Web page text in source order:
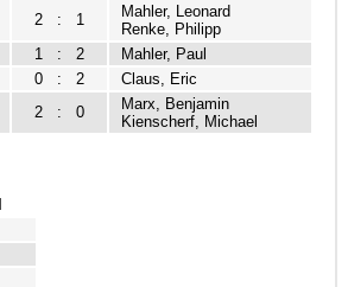
2 : 1
Mahler, Leonard
Renke, Philipp
1 : 2
Mahler, Paul
0 : 2
Claus, Eric
2 : 0
Marx, Benjamin
Kienscherf, Michael